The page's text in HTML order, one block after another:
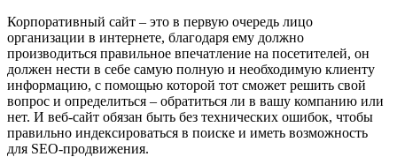
Корпоративный сайт – это в первую очередь лицо
организации в интернете, благодаря ему должно
производиться правильное впечатление на посетителей, он
должен нести в себе самую полную и необходимую клиенту
информацию, с помощью которой тот сможет решить свой
вопрос и определиться – обратиться ли в вашу компанию или
нет. И веб-сайт обязан быть без технических ошибок, чтобы
правильно индексироваться в поиске и иметь возможность
для SEO-продвижения.